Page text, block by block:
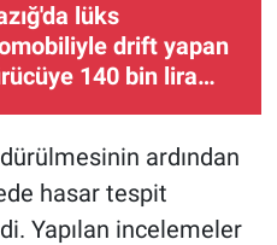
lüks
drift yapan
140 bin lira
ardından
hasar tespit
Yapılan incelemeler